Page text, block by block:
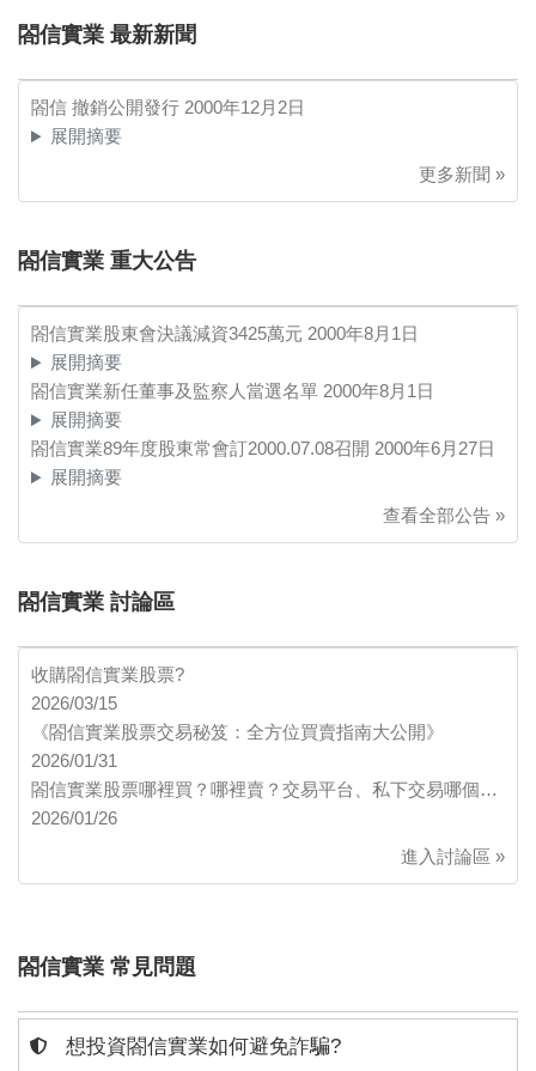
閤信實業 最新新聞
閤信 撤銷公開發行 2000年12月2日
展開摘要
更多新聞 »
閤信實業 重大公告
閤信實業股東會決議減資3425萬元 2000年8月1日
展開摘要
閤信實業新任董事及監察人當選名單 2000年8月1日
展開摘要
閤信實業89年度股東常會訂2000.07.08召開 2000年6月27日
展開摘要
查看全部公告 »
閤信實業 討論區
收購閤信實業股票?
2026/03/15
《閤信實業股票交易秘笈：全方位買賣指南大公開》
2026/01/31
閤信實業股票哪裡買？哪裡賣？交易平台、私下交易哪個…
2026/01/26
進入討論區 »
閤信實業 常見問題
想投資閤信實業如何避免詐騙?